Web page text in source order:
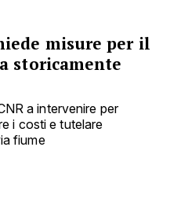
misure per il
storicamente
a intervenire per
i costi e tutelare
fiume